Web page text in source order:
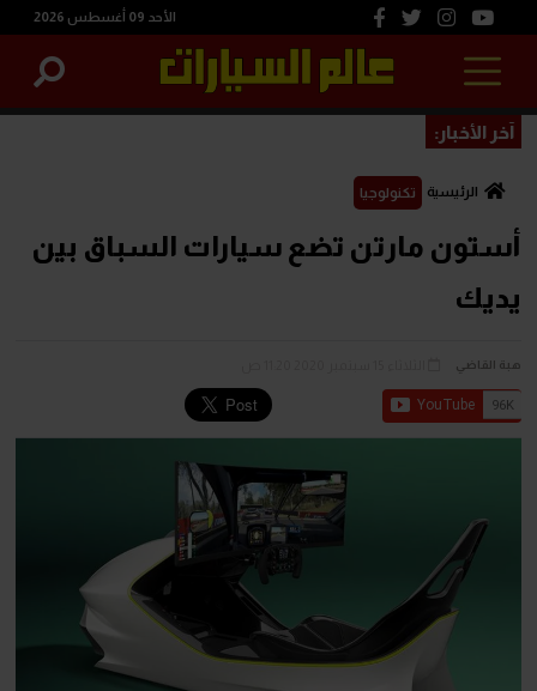
الأحد 09 أغسطس 2026
آخر الأخبار:
الرئيسية تكنولوجيا
أستون مارتن تضع سيارات السباق بين
يديك
هبة القاضي